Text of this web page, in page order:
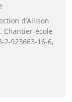
d’Allison
Chantier-école
2-923663-16-6,